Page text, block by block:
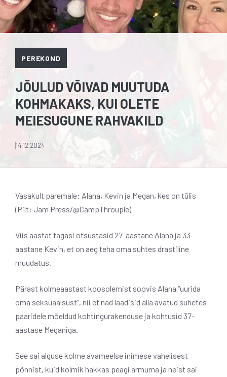
PEREKOND
JÕULUD VÕIVAD MUUTUDA
KOHMAKAKS, KUI OLETE
MEIESUGUNE RAHVAKILD
14.12.2024
Vasakult paremale: Alana, Kevin ja Megan, kes on tülis
(Pilt: Jam Press/@CampThrouple)
Viis aastat tagasi otsustasid 27-aastane Alana ja 33-
aastane Kevin, et on aeg teha oma suhtes drastiline
muudatus.
Pärast kolmeaastast koosolemist soovis Alana “uurida
oma seksuaalsust”, nii et nad laadisid alla avatud suhetes
paaridele mõeldud kohtingurakenduse ja kohtusid 37-
aastase Meganiga.
See sai alguse kolme avameelse inimese vahelisest
põnnist, kuid kolmik hakkas peagi armuma ja neist sai